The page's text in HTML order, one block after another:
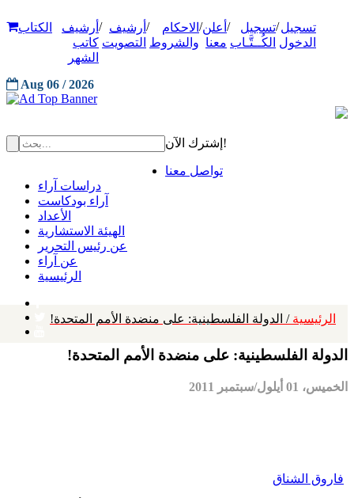
تسجيل
الدخول
/تسجيل
الكُــتَّـاب
/ أعلن
معنا
/ الاحكام
والشروط
/ أرشيف
التصويت
/ أرشيف
كاتب
الشهر
الكتاب
Aug 06 / 2026
إشترك الآن!
تواصل معنا
دراسات آراء
آراء بودكاست
الأعداد
الهيئة الاستشارية
عن رئيس التحرير
عن آراء
الرئيسية
الرئيسية / الدولة الفلسطينية: على منضدة الأمم المتحدة!
الدولة الفلسطينية: على منضدة الأمم المتحدة!
الخميس، 01 أيلول/سبتمبر 2011
فاروق الشناق